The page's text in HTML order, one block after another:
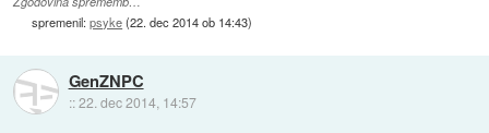
spremenil:psyke(22. dec 2014 ob 14:43)
GenZNPC
::22. dec 2014, 14:57